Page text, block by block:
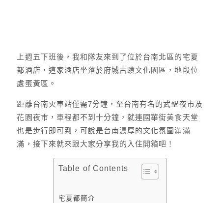
上週五下班後，我和隊友來到了位於台南北區的宅夏
都酒店，這家酒店坐落於府城古蹟文化園區，地段位
處蛋黃區。
距離台南火車站僅需7分鐘，至台南有名的武聖夜市及
花園夜市，車程都不到十分鐘，就連國華街美食天堂
也是步行即可到，可說是台南濃厚的文化氛圍滿滿
滿，接下來就來跟大家分享我的入住開箱吧！
Table of Contents
宅夏都簡介